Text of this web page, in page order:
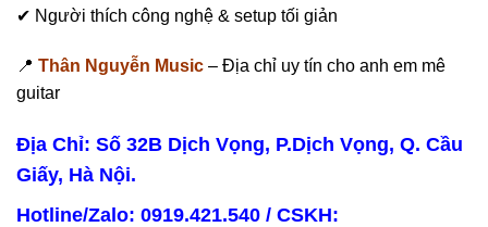
✔ Người thích công nghệ & setup tối giản
📍 Thân Nguyễn Music – Địa chỉ uy tín cho anh em mê
guitar
Địa Chỉ: Số 32B Dịch Vọng, P.Dịch Vọng, Q. Cầu
Giấy, Hà Nội.
Hotline/Zalo: 0919.421.540 / CSKH: